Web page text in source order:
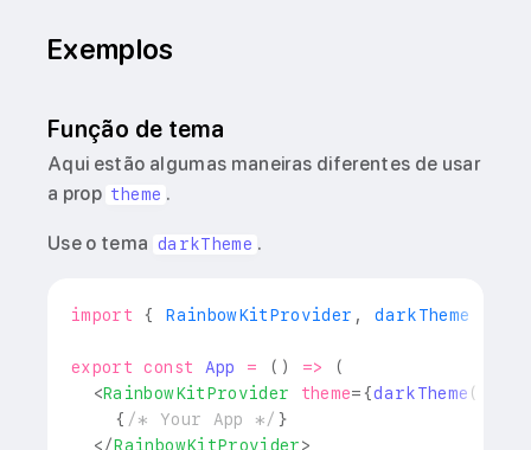
Exemplos
Função de tema
Aqui estão algumas maneiras diferentes de usar
a prop theme .
Use o tema darkTheme .
import { RainbowKitProvider , darkTheme
export const App = ( ) =>
(
<RainbowKitProvider theme= {darkTheme (
{ /* Your App */ }
</RainbowKitProvider>